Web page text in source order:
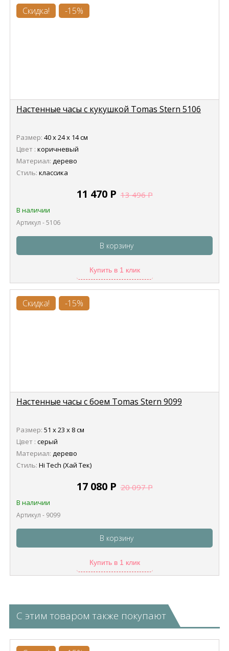
Скидка! -15%
Настенные часы с кукушкой Tomas Stern 5106
Размер: 40 х 24 х 14 см
Цвет : коричневый
Материал: дерево
Стиль: классика
11 470 Р 13 496Р
В наличии
Артикул - 5106
В корзину
Купить в 1 клик
Скидка! -15%
Настенные часы с боем Tomas Stern 9099
Размер: 51 х 23 х 8 см
Цвет : серый
Материал: дерево
Стиль: Hi Tech (Хай Тек)
17 080 Р 20 097Р
В наличии
Артикул - 9099
В корзину
Купить в 1 клик
С этим товаром также покупают